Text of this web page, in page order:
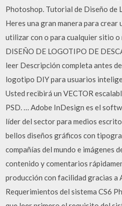
Photoshop. Tutorial de Diseño de
Heres una gran manera para crear
utilizar con o para cualquier sitio
DISEÑO DE LOGOTIPO DE
leer Descripción completa antes
logotipo DIY para usuarios
Usted recibirá un VECTOR
PSD. … Adobe InDesign es el
líder del sector para medios
bellos diseños gráficos con
compañías del mundo e imágenes
contenido y comentarios
producción con facilidad gracias a
Requerimientos del sistema CS6